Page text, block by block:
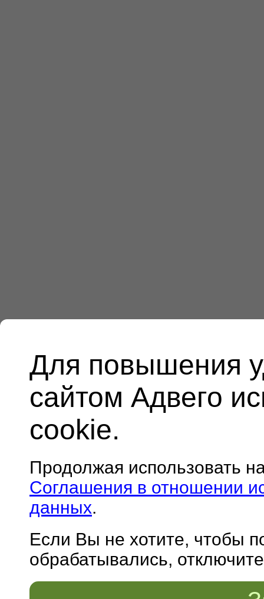
Для повышения
сайтом Адвего
cookie.
Продолжая использовать
Соглашения в отношении
данных.
Если Вы не хотите, чтобы
обрабатывались,